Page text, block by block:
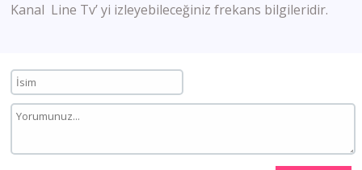
Kanal Line Tv’ yi izleyebileceğiniz frekans bilgileridir.